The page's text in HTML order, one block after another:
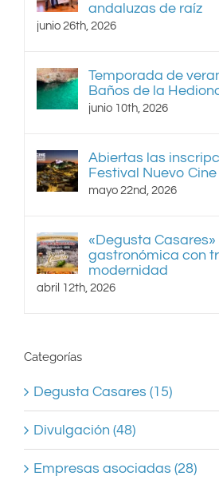
andaluzas de raíz
junio 26th, 2026
Temporada de
Baños de la
junio 10th, 2026
Abiertas las
Festival Nuevo
mayo 22nd, 2026
«Degusta
gastronómica con
modernidad
abril 12th, 2026
Categorías
Degusta Casares (15)
Divulgación (48)
Empresas asociadas (28)